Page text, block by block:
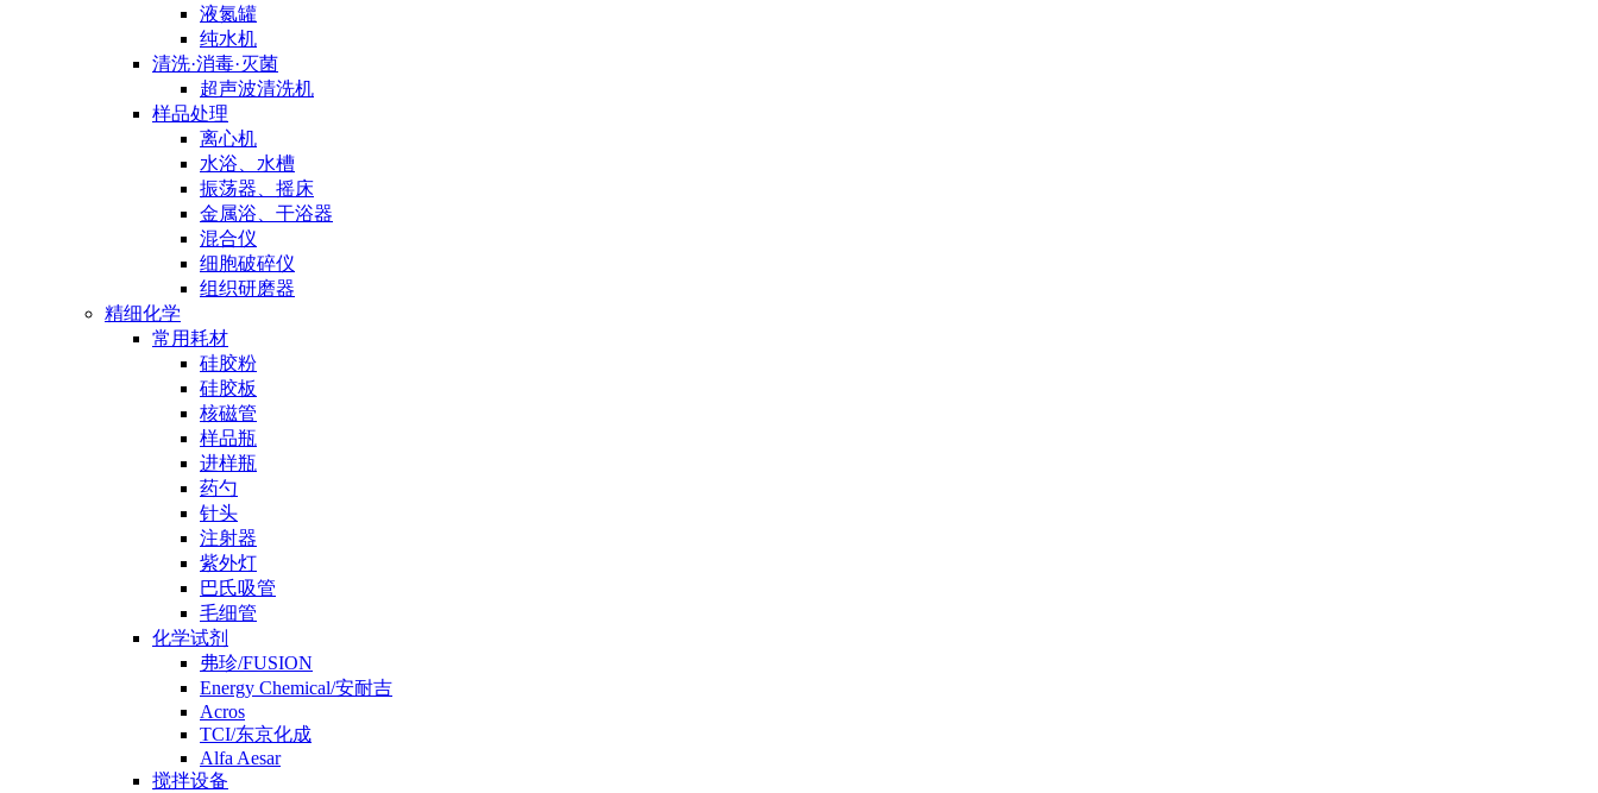
液氮罐
纯水机
清洗·消毒·灭菌
超声波清洗机
样品处理
离心机
水浴、水槽
振荡器、摇床
金属浴、干浴器
混合仪
细胞破碎仪
组织研磨器
精细化学
常用耗材
硅胶粉
硅胶板
核磁管
样品瓶
进样瓶
药勺
针头
注射器
紫外灯
巴氏吸管
毛细管
化学试剂
弗珍/FUSION
Energy Chemical/安耐吉
Acros
TCI/东京化成
Alfa Aesar
搅拌设备